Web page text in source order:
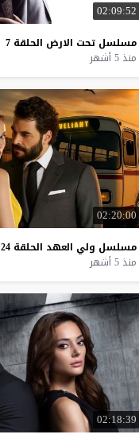
02:09:52
مسلسل تحت الارض الحلقة 7
منذ 5 أشهر
02:20:00
مسلسل ولي العهد الحلقة 24
منذ 5 أشهر
02:18:39